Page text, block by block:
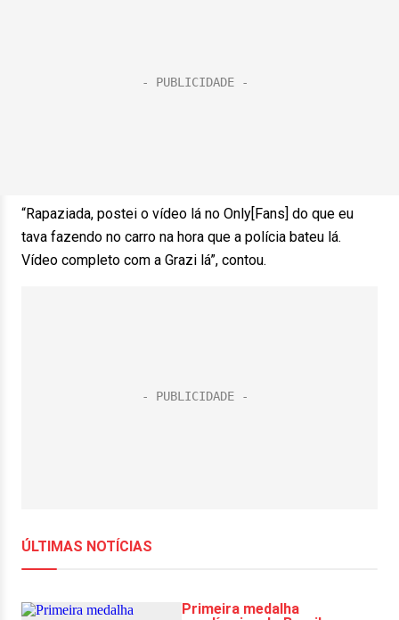
“Rapaziada, postei o vídeo lá no Only[Fans] do que eu
tava fazendo no carro na hora que a polícia bateu lá.
Vídeo completo com a Grazi lá”, contou.